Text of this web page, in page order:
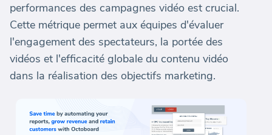
performances des campagnes vidéo est crucial.
Cette métrique permet aux équipes d'évaluer
l'engagement des spectateurs, la portée des
vidéos et l'efficacité globale du contenu vidéo
dans la réalisation des objectifs marketing.